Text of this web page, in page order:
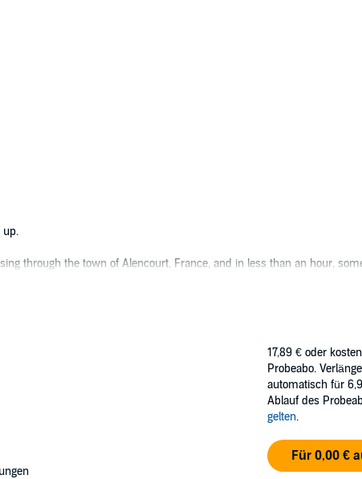
up.
through the town of Alencourt, France, and in less than an hour,
the wrong guy. The French police can’t be trusted, except for the
17,89 € oder
Probeabo.
automatisch für
Ablauf des
gelten.
Für 0,00 €